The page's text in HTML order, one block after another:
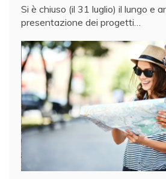
Si è chiuso (il 31 luglio) il lungo e
presentazione dei progetti…